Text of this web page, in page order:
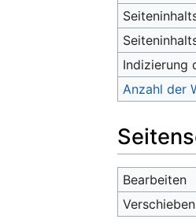
Indizierung
Anzahl der
Bearbeiten
Verschieben